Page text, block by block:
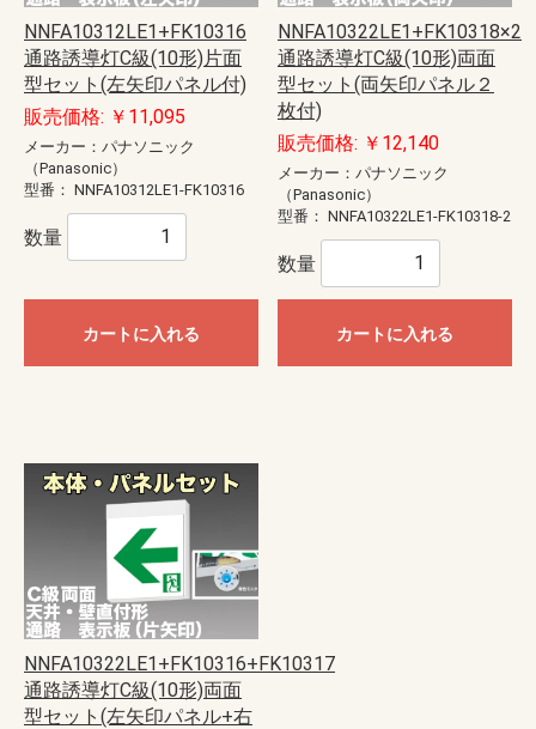
NNFA10312LE1+FK10316
通路誘導灯C級(10形)片面
型セット(左矢印パネル付)
販売価格: ￥11,095
メーカー：パナソニック
（Panasonic）
型番： NNFA10312LE1-FK10316
数量
カートに入れる
NNFA10322LE1+FK10318×2
通路誘導灯C級(10形)両面
型セット(両矢印パネル２
枚付)
販売価格: ￥12,140
メーカー：パナソニック
（Panasonic）
型番： NNFA10322LE1-FK10318-2
数量
カートに入れる
NNFA10322LE1+FK10316+FK10317
通路誘導灯C級(10形)両面
型セット(左矢印パネル+右